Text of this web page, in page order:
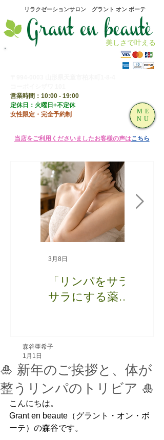
​リラクゼーションサロン グラント オン ボーテ
美しさで叶える
​当店をご利用くださいましたお客様の声はこちら
営業時間：10:00 - 19:00
​定休日：火曜日+不定休
女性限定・完全予約制
ME
NU
「リンパをサラ
サラにする薬」
まる」は本当？
3月8日
🎍 新年のご挨拶と、体が
整うリンパのトリビア 🎍
森谷亜希子
1月1日
こんにちは。
Grant en beaute（グラント・オン・ボ
ーテ）の森谷です。